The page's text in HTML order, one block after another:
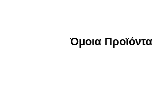
Όμοια Προϊόντα